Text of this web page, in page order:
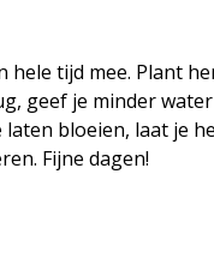
tijd mee. Plant
geef je minder
bloeien, laat je
Fijne dagen!